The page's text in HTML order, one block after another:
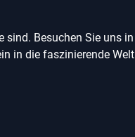
sind. Besuchen Sie uns in
in die faszinierende Welt